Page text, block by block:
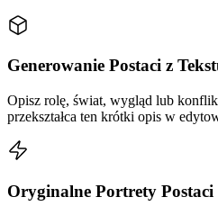
Generowanie Postaci z
Opisz rolę, świat, wygląd lub
przekształca ten krótki opis w
Oryginalne Portrety Postaci